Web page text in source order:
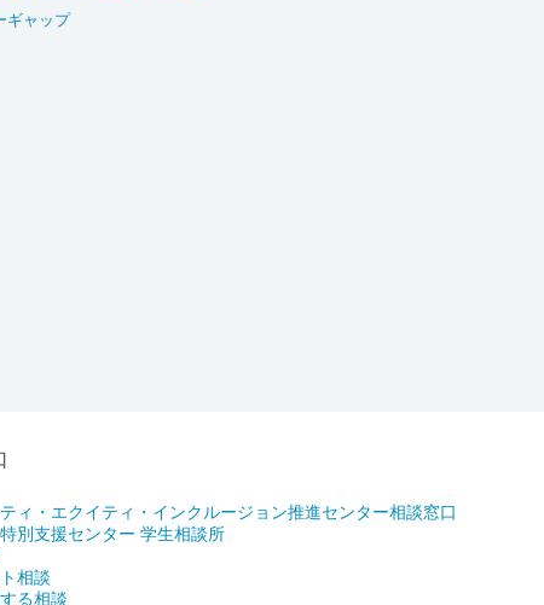
ギャップ
ィ・エクイティ・インクルージョン推進センター相談窓口
別支援センター 学生相談所
相談
る相談